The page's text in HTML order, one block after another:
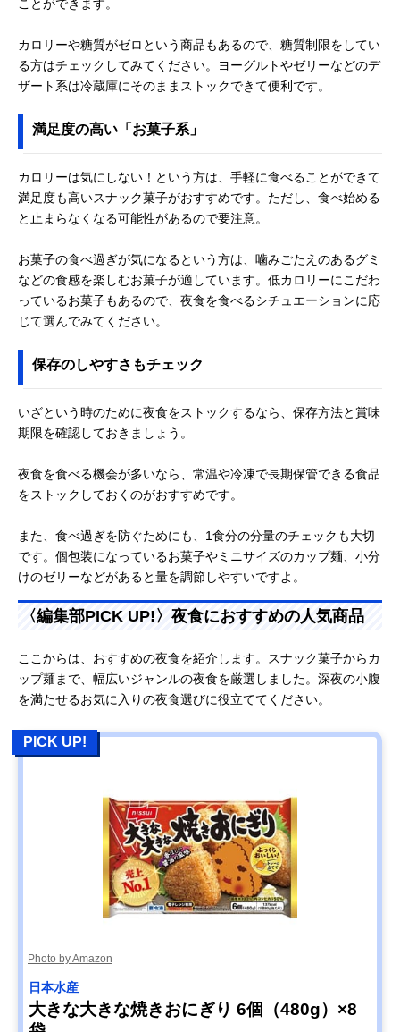
ことができます。
カロリーや糖質がゼロという商品もあるので、糖質制限をしてい
る方はチェックしてみてください。ヨーグルトやゼリーなどのデ
ザート系は冷蔵庫にそのままストックできて便利です。
満足度の高い「お菓子系」
カロリーは気にしない！という方は、手軽に食べることができて
満足度も高いスナック菓子がおすすめです。ただし、食べ始める
と止まらなくなる可能性があるので要注意。
お菓子の食べ過ぎが気になるという方は、噛みごたえのあるグミ
などの食感を楽しむお菓子が適しています。低カロリーにこだわ
っているお菓子もあるので、夜食を食べるシチュエーションに応
じて選んでみてください。
保存のしやすさもチェック
いざという時のために夜食をストックするなら、保存方法と賞味
期限を確認しておきましょう。
夜食を食べる機会が多いなら、常温や冷凍で長期保管できる食品
をストックしておくのがおすすめです。
また、食べ過ぎを防ぐためにも、1食分の分量のチェックも大切
です。個包装になっているお菓子やミニサイズのカップ麺、小分
けのゼリーなどがあると量を調節しやすいですよ。
〈編集部PICK UP!〉夜食におすすめの人気商品
ここからは、おすすめの夜食を紹介します。スナック菓子からカ
ップ麺まで、幅広いジャンルの夜食を厳選しました。深夜の小腹
を満たせるお気に入りの夜食選びに役立ててください。
PICK UP!
Photo by Amazon
日本水産
大きな大きな焼きおにぎり 6個（480g）×8